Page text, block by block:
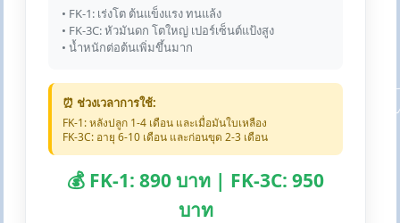
• FK-1: เร่งโต ต้นแข็งแรง ทนแล้ง
• FK-3C: หัวมันดก โตใหญ่ เปอร์เซ็นต์แป้งสูง
• น้ำหนักต่อต้นเพิ่มขึ้นมาก
⏰ ช่วงเวลาการใช้:
FK-1: หลังปลูก 1-4 เดือน และเมื่อมันใบเหลือง
FK-3C: อายุ 6-10 เดือน และก่อนขุด 2-3 เดือน
💰 FK-1: 890 บาท | FK-3C: 950
บาท